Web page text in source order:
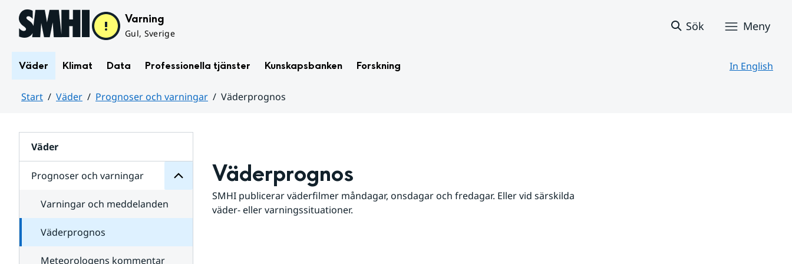
Hoppa till sidans innehåll Varning
Gul, Sverige
Sök Meny
Väder Klimat Data Professionella tjänster Kunskapsbanken Forskning In English
Start Väder Prognoser och varningar
Väderprognos
Väder
Prognoser och varningar
för
varningar
Varningar och meddelanden
Väderprognos
Meteorologens kommentar
Väderprognos
SMHI publicerar väderfilmer måndagar, onsdagar och fredagar. Eller vid särskilda
väder- eller varningssituationer.